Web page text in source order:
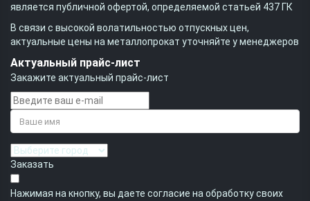
является публичной офертой, определяемой статьей 437 ГК
В связи с высокой волатильностью отпускных цен,
актуальные цены на металлопрокат уточняйте у менеджеров
Актуальный прайс-лист
Закажите актуальный прайс-лист
Заказать
Нажимая на кнопку, вы даете согласие на обработку своих